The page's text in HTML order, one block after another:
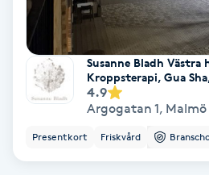
Faceliftmassage
Fet hårbotten
Fettreducering
Susanne Bladh Västra
Kroppsterapi, Gua
4.9
Argogatan 1, Malmö
Presentkort Friskvård